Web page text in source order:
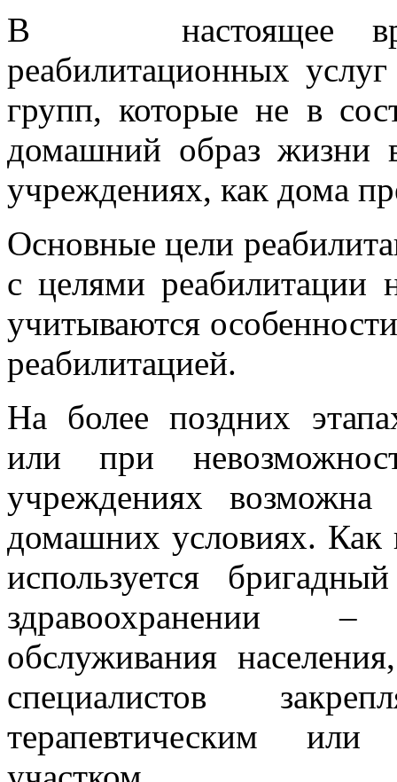
В настоящее
реабилитационных
групп, которые не в
домашний образ жизни
учреждениях, как дома
Основные цели
с целями реабилитации
учитываются
реабилитацией.
На более поздних
или при
учреждениях возможна
домашних условиях. Как
используется
здравоохранении
обслуживания
специалистов
терапевтическим или